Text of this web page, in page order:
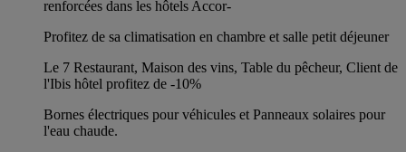
renforcées dans les hôtels Accor-
Profitez de sa climatisation en chambre et salle petit déjeuner
Le 7 Restaurant, Maison des vins, Table du pêcheur, Client de
l'Ibis hôtel profitez de -10%
Bornes électriques pour véhicules et Panneaux solaires pour
l'eau chaude.